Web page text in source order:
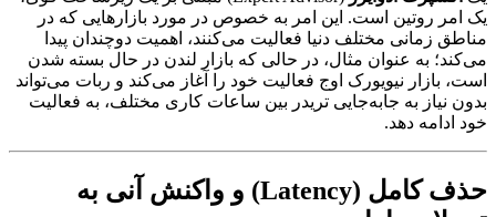
یک امر روتین است. این امر به خصوص در مورد بازارهایی که در
مناطق زمانی مختلف دنیا فعالیت می‌کنند، اهمیت دوچندان پیدا
می‌کند؛ به عنوان مثال، در حالی که بازار لندن در حال بسته شدن
است، بازار نیویورک اوج فعالیت خود را آغاز می‌کند و ربات می‌تواند
بدون نیاز به جابه‌جایی تریدر بین ساعات کاری مختلف، به فعالیت
خود ادامه دهد.
حذف کامل (Latency) و واکنش آنی به